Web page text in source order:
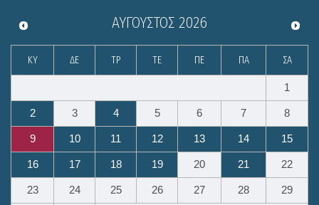
ΑΎΓΟΥΣΤΟΣ 2026
ΚΥ ΔΕ ΤΡ ΤΕ ΠΕ ΠΑ ΣΑ
1
2 3 4 5 6 7 8
9 10 11 12 13 14 15
16 17 18 19 20 21 22
23 24 25 26 27 28 29